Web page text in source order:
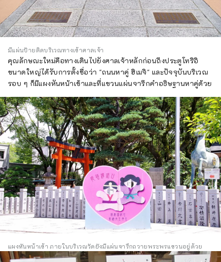
มีแผ่นป้ายติดบริเวณทางเข้าศาลเจ้า
คุณลักษณะใหม่คือทางเดินไปยังศาลเจ้าหลักก่อนถึงประตูโทริอิ
ขนาดใหญ่ได้รับการตั้งชื่อว่า "ถนนหาคู่ ฮิเมจิ" และปัจจุบันบริเวณ
รอบ ๆ ก็มีแผงหันหน้าเข้าและที่แขวนแผ่นจารึกคำอธิษฐานหาคู่ด้วย
แผงหันหน้าเข้า ภายในบริเวณวัดยังมีแผ่นจารึกถวายพระพรแขวนอยู่ด้วย